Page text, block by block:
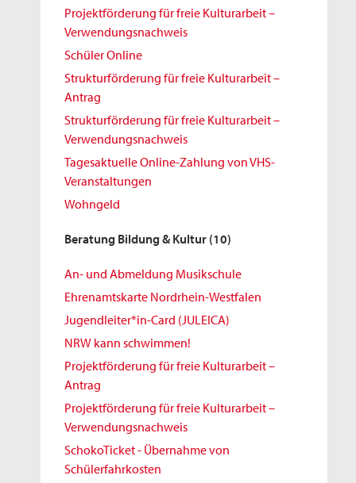
Projektförderung für freie Kulturarbeit –
Verwendungsnachweis
Schüler Online
Strukturförderung für freie Kulturarbeit –
Antrag
Strukturförderung für freie Kulturarbeit –
Verwendungsnachweis
Tagesaktuelle Online-Zahlung von VHS-
Veranstaltungen
Wohngeld
Beratung Bildung & Kultur (10)
An- und Abmeldung Musikschule
Ehrenamtskarte Nordrhein-Westfalen
Jugendleiter*in-Card (JULEICA)
NRW kann schwimmen!
Projektförderung für freie Kulturarbeit –
Antrag
Projektförderung für freie Kulturarbeit –
Verwendungsnachweis
SchokoTicket - Übernahme von
Schülerfahrkosten